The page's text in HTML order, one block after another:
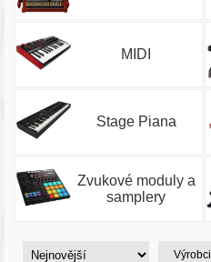
MIDI
Stage Piana
Zvukové moduly a
samplery
Výrobci